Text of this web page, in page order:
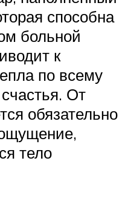
способна
больной
к
по всему
От
обязательно
тело